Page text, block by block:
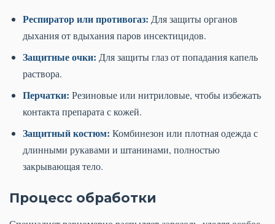
Респиратор или противогаз: Для защиты органов
дыхания от вдыхания паров инсектицидов.
Защитные очки: Для защиты глаз от попадания капель
раствора.
Перчатки: Резиновые или нитриловые, чтобы избежать
контакта препарата с кожей.
Защитный костюм: Комбинезон или плотная одежда с
длинными рукавами и штанинами, полностью
закрывающая тело.
Процесс обработки